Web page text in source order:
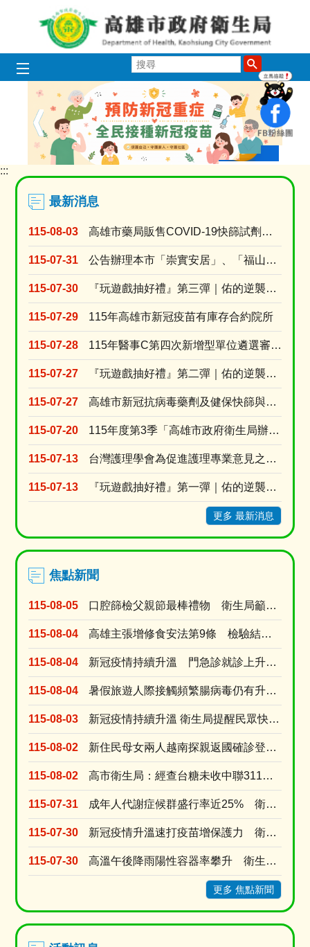
跳到主要內容區塊
尋
播放中
目
前
顯
圖
片:
1150729_
新
冠
疫
苗
橫
幅
:::
最新消息
115-08-03 高雄市藥局販售COVID-19快篩試劑名單 (115年8月3日上午10時調查)
115-07-31 公告辦理本市「崇實安居」、「福山安居」、「鳳誠安居」、「鳳松安居」、「美都安居」、「岡山社宅....
115-07-30 『玩遊戲抽好禮』第三彈｜佑的逆襲：代謝升級！
115-07-29 115年高雄市新冠疫苗有庫存合約院所
115-07-28 115年醫事C第四次新增型單位遴選審查結果
115-07-27 『玩遊戲抽好禮』第二彈｜佑的逆襲：拒檳行動！
115-07-27 高雄市新冠抗病毒藥劑及健保快篩與自費快篩醫療院所名單
115-07-20 115年度第3季「高雄市政府衛生局辦理長期照顧十年計畫3.0居家式照顧暨喘息服務特約審查」
115-07-13 台灣護理學會為促進護理專業意見之蒐集與交流，強化護理人員參與公共事務及政策發展之機會建置「公....
115-07-13 『玩遊戲抽好禮』第一彈｜佑的逆襲：失智不慌！
更多 最新消息
焦點新聞
115-08-05 口腔篩檢父親節最棒禮物 衛生局籲家長戒檳做榜樣、青少年勇拒第一口檳榔
115-08-04 高雄主張增修食安法第9條 檢驗結果與粗油流向應申報 強化風險預警
115-08-04 新冠疫情持續升溫 門急診就診上升逾8成 新冠疫苗庫存僅1萬餘劑 近一周接種量是前一週的....
115-08-04 暑假旅遊人際接觸頻繁腸病毒仍有升溫風險 衛生局提醒勤洗手有症狀快就醫
115-08-03 新冠疫情持續升溫 衛生局提醒民眾快篩就醫別吃剩藥 以免延誤黃金治療期
115-08-02 新住民母女兩人越南探親返國確診登革熱 就診未告知旅遊史衛生局依法裁罰
115-08-02 高市衛生局：經查台糖未收中聯311油槽不合格半成品原料油 台糖涉及中聯油品7/9早已預防性下....
115-07-31 成年人代謝症候群盛行率近25% 衛生局推線上線下雙抽獎活動提升正確認
115-07-30 新冠疫情升溫速打疫苗增保護力 衛生局今增配疫苗2萬劑配送轄內醫療院所
115-07-30 高溫午後降雨陽性容器率攀升 衛生局嚴查高風險場域揪國營事業孳生病媒蚊多項缺失
更多 焦點新聞